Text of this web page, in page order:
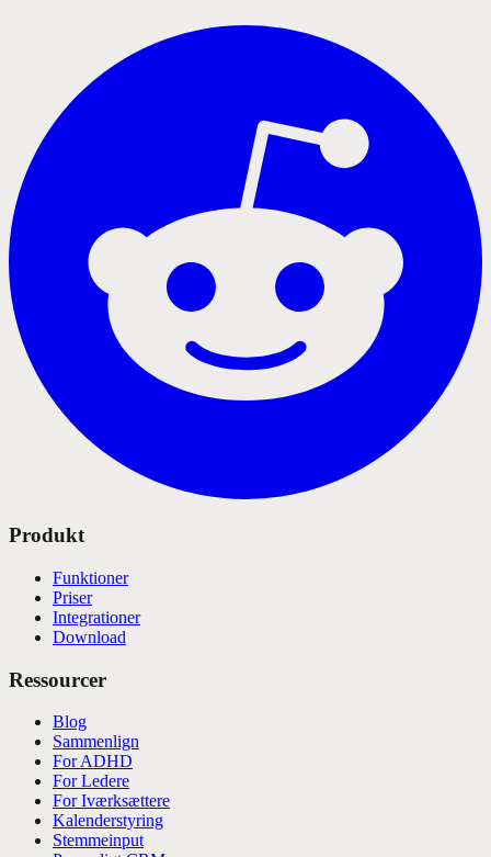
Produkt
Funktioner
Priser
Integrationer
Download
Ressourcer
Blog
Sammenlign
For ADHD
For Ledere
For Iværksættere
Kalenderstyring
Stemmeinput